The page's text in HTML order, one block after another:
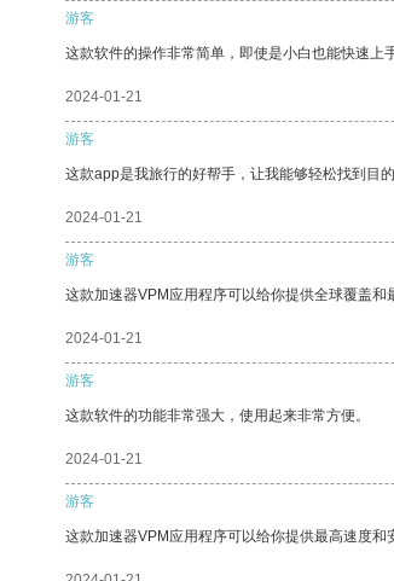
游客
这款软件的操作非常简单，即使是小白也能快速上手
2024-01-21
游客
这款app是我旅行的好帮手，让我能够轻松找到目
2024-01-21
游客
这款加速器VPM应用程序可以给你提供全球覆盖和
2024-01-21
游客
这款软件的功能非常强大，使用起来非常方便。
2024-01-21
游客
这款加速器VPM应用程序可以给你提供最高速度和